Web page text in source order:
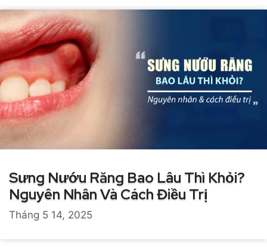
Sưng Nướu Răng Bao Lâu Thì Khỏi?
Nguyên Nhân Và Cách Điều Trị
Tháng 5 14, 2025